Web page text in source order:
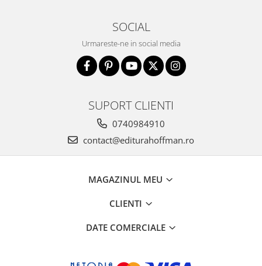
SOCIAL
Urmareste-ne in social media
SUPORT CLIENTI
0740984910
contact@editurahoffman.ro
MAGAZINUL MEU
CLIENTI
DATE COMERCIALE